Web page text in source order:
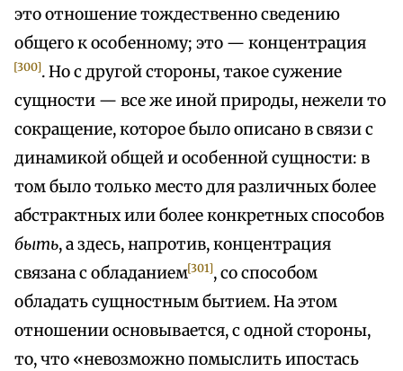
это отношение тождественно сведению
общего к особенному; это — концентрация
[300]. Но с другой стороны, такое сужение
сущности — все же иной природы, нежели то
сокращение, которое было описано в связи с
динамикой общей и особенной сущности: в
том было только место для различных более
абстрактных или более конкретных способов
быть, а здесь, напротив, концентрация
связана с обладанием[301], со способом
обладать сущностным бытием. На этом
отношении основывается, с одной стороны,
то, что «невозможно помыслить ипостась